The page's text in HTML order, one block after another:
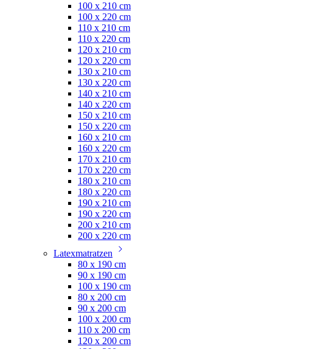
100 x 210 cm
100 x 220 cm
110 x 210 cm
110 x 220 cm
120 x 210 cm
120 x 220 cm
130 x 210 cm
130 x 220 cm
140 x 210 cm
140 x 220 cm
150 x 210 cm
150 x 220 cm
160 x 210 cm
160 x 220 cm
170 x 210 cm
170 x 220 cm
180 x 210 cm
180 x 220 cm
190 x 210 cm
190 x 220 cm
200 x 210 cm
200 x 220 cm
Latexmatratzen
80 x 190 cm
90 x 190 cm
100 x 190 cm
80 x 200 cm
90 x 200 cm
100 x 200 cm
110 x 200 cm
120 x 200 cm